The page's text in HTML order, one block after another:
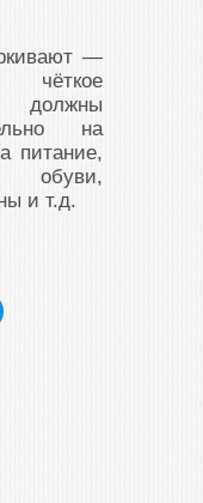
—
должны
на
питание,
обуви,
и т.д.